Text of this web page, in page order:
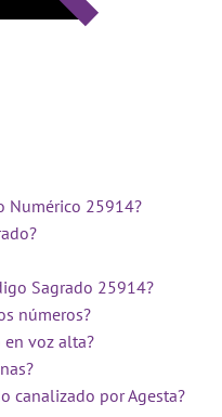
Numérico 25914?
Sagrado 25914?
números?
en voz alta?
canalizado por Agesta?